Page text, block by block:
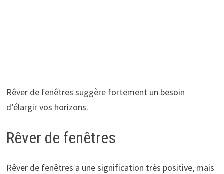
Rêver de fenêtres suggère fortement un besoin
d’élargir vos horizons.
Rêver de fenêtres
Rêver de fenêtres a une signification très positive, mais